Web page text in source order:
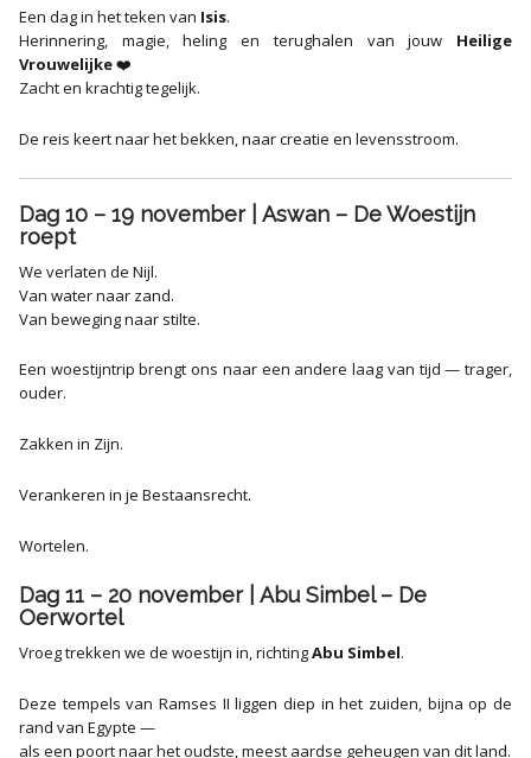
Een dag in het teken van Isis.
Herinnering, magie, heling en terughalen van jouw Heilige
Vrouwelijke❤️
Zacht en krachtig tegelijk.
De reis keert naar het bekken, naar creatie en levensstroom.
Dag 10 – 19 november | Aswan – De Woestijn
roept
We verlaten de Nijl.
Van water naar zand.
Van beweging naar stilte.
Een woestijntrip brengt ons naar een andere laag van tijd — trager,
ouder.
Zakken in Zijn.
Verankeren in je Bestaansrecht.
Wortelen.
Dag 11 – 20 november | Abu Simbel – De
Oerwortel
Vroeg trekken we de woestijn in, richtingAbu Simbel.
Deze tempels van Ramses II liggen diep in het zuiden, bijna op de
rand van Egypte —
als een poort naar het oudste, meest aardse geheugen van dit land.